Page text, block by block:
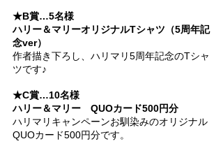
★B賞…5名様
ハリー＆マリーオリジナルTシャツ（5周年記
念ver）
作者描き下ろし、ハリマリ5周年記念のTシャ
ツです♪
★C賞…10名様
ハリー＆マリー　QUOカード500円分
ハリマリキャンペーンお馴染みのオリジナル
QUOカード500円分です。